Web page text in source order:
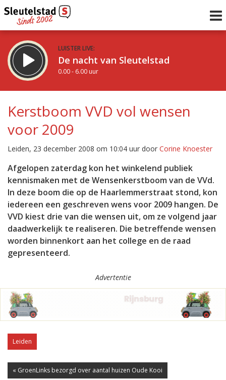
LUISTER LIVE:
De nacht van Sleutelstad
0.00 - 6.00 uur
De ochtend van Sleutelstad
6.00 - 12.00 uur
Vorig uur
Inklappen
Kerstboom VVD vol wensen
voor 2009
Leiden, 23 december 2008 om 10:04 uur door Corine Knoester
Afgelopen zaterdag kon het winkelend publiek
kennismaken met de Wensenkerstboom van de VVd.
In deze boom die op de Haarlemmerstraat stond, kon
iedereen een geschreven wens voor 2009 hangen. De
VVD kiest drie van die wensen uit, om ze volgend jaar
daadwerkelijk te realiseren. Die betreffende wensen
worden binnenkort aan het college en de raad
gepresenteerd.
Advertentie
Leiden
« GroenLinks bezorgd over aantal huizen Oude Kooi